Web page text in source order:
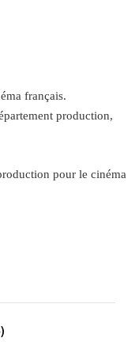
français.
production,
pour le cinéma